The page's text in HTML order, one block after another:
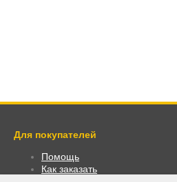
Для покупателей
Помощь
Как заказать